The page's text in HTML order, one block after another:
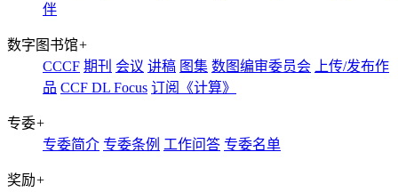
伴
数字图书馆+
CCCF 期刊 会议 讲稿 图集 数图编审委员会
上传/发布作
品 CCF DL Focus 订阅《计算》
专委+
专委简介 专委条例 工作问答 专委名单
奖励+